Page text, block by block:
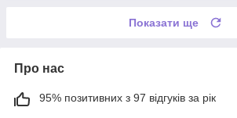
Показати ще
Про нас
95% позитивних з 97 відгуків за рік